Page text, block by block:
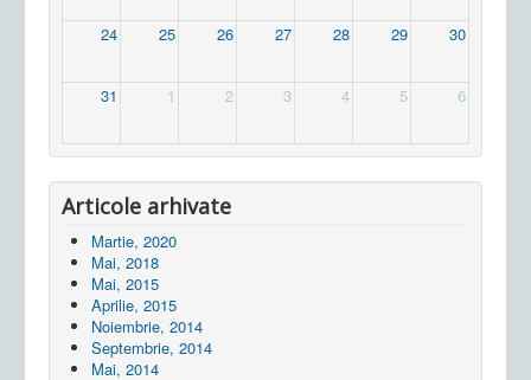
24 25 26 27 28 29 30
31 1 2 3 4 5 6
Articole arhivate
Martie, 2020
Mai, 2018
Mai, 2015
Aprilie, 2015
Noiembrie, 2014
Septembrie, 2014
Mai, 2014